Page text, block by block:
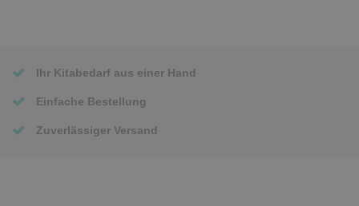
Ihr Kitabedarf aus einer Hand
Einfache Bestellung
Zuverlässiger Versand